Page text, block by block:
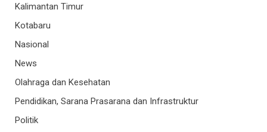
Kalimantan Timur
Kotabaru
Nasional
News
Olahraga dan Kesehatan
Pendidikan, Sarana Prasarana dan Infrastruktur
Politik